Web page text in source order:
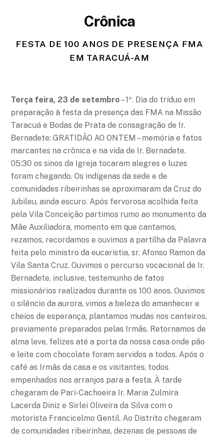
Crônica
FESTA DE 100 ANOS DE PRESENÇA FMA
EM TARACUÁ-AM
Terça feira, 23 de setembro – 1º. Dia do tríduo em
preparação à festa da presença das FMA na Missão
Taracuá e Bodas de Prata de consagração de Ir.
Bernadete: GRATIDÃO AO ONTEM – memória e fatos
marcantes na crônica e na vida de Ir. Bernadete.
05:30 os sinos da Igreja tocaram alegres e luzes
foram chegando. Os indígenas da sede e de
comunidades ribeirinhas se aproximaram da Cruz do
Jubileu, ainda escuro. Após fervorosa acolhida feita
pela Vila Conceição partimos rumo ao monumento da
Mãe Auxiliadora, momento em que cantamos,
rezamos, recordamos e ouvimos a partilha da Palavra
feita pelo ministro da eucaristia, sr. Afonso Ramon da
Vila Santa Cruz. Ouvimos o percurso vocacional de Ir.
Bernadete, inclusive, testemunho de fatos
missionários realizados durante os 100 anos. Ouvimos
o silêncio da aurora, vimos a beleza do amanhecer e
cheios de esperança, plantamos mudas nos canteiros,
previamente preparados pelas Irmãs. Retornamos de
alma leve, felizes até a porta da nossa casa onde pão
e leite com chocolate foram servidos a todos. Após o
café as Irmãs da casa e os visitantes, todos
empenhados nos arranjos para a festa. À tarde
chegaram de Pari-Cachoeira Ir. Maria Zulmira
Lacerda Diniz e Sirlei Oliveira da Silva com o
motorista Francicelmo Gentil. Ao Distrito chegaram
de comunidades ribeirinhas, dezenas de pessoas de